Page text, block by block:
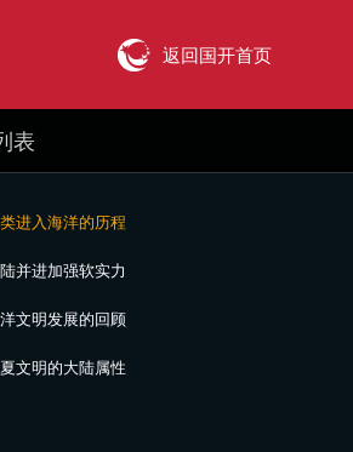
返回国开首页
表
进入海洋的历程
并进加强软实力
文明发展的回顾
文明的大陆属性